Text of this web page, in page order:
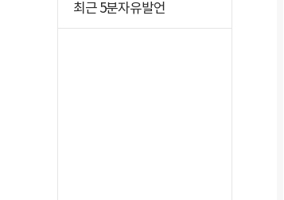
최근 5분자유발언